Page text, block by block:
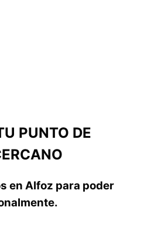
PUNTO DE
en Alfoz para poder